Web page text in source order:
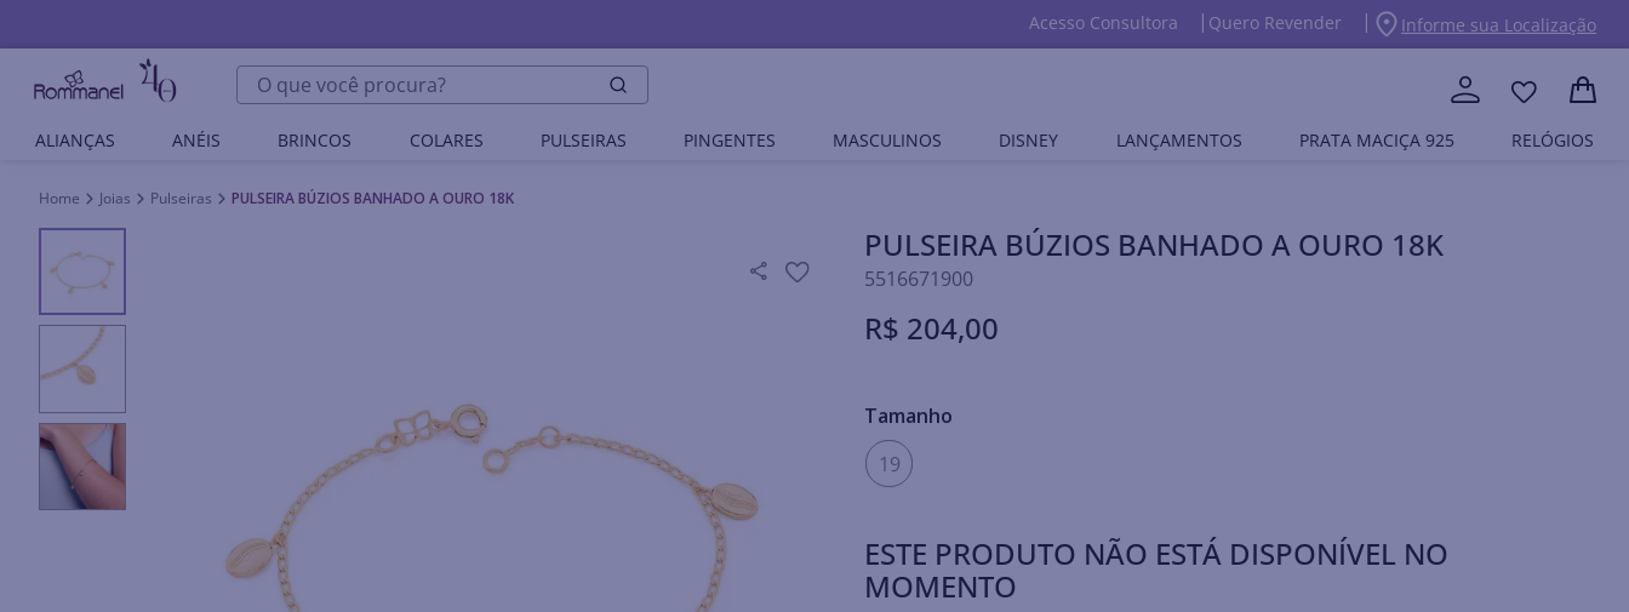
Acesso Consultora Quero Revender Informe sua Localização
O que você procura?
ALIANÇAS ANÉIS BRINCOS COLARES PULSEIRAS PINGENTES MASCULINOS DISNEY LANÇAMENTOS PRATA MACIÇA 925 RELÓGIOS
Joias Pulseiras PULSEIRA BÚZIOS BANHADO A OURO 18K
PULSEIRA BÚZIOS BANHADO A OURO 18K
5516671900
R$ 204,00
Tamanho
19
ESTE PRODUTO NÃO ESTÁ DISPONÍVEL NO
MOMENTO